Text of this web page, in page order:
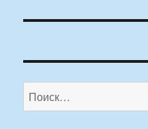
Искать: